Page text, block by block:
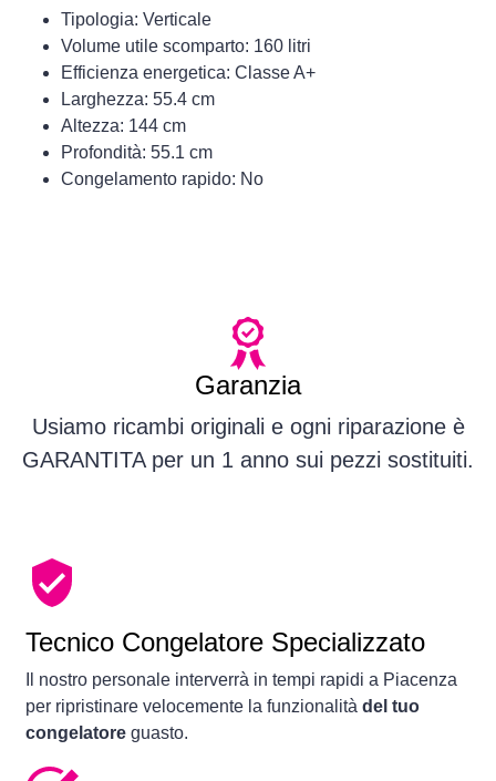
Tipologia: Verticale
Volume utile scomparto: 160 litri
Efficienza energetica: Classe A+
Larghezza: 55.4 cm
Altezza: 144 cm
Profondità: 55.1 cm
Congelamento rapido: No
Garanzia
Usiamo ricambi originali e ogni riparazione è
GARANTITA per un 1 anno sui pezzi sostituiti.
Tecnico Congelatore Specializzato
Il nostro personale interverrà in tempi rapidi a Piacenza
per ripristinare velocemente la funzionalità del tuo
congelatore guasto.